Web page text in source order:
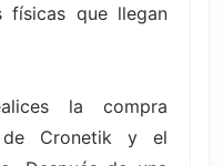
físicas que llegan
la compra
de Cronetik y el